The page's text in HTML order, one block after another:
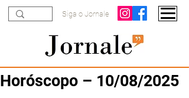
Siga o Jornale
Horóscopo – 10/08/2025